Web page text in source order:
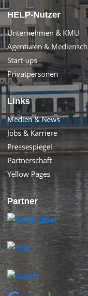
HELP-Nutzer
Unternehmen & KMU
Agenturen &
Start-ups
Privatpersonen
Links
Medien & News
Jobs & Karriere
Pressespiegel
Partnerschaft
Yellow Pages
Partner